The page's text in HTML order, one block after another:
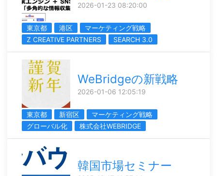
2026-01-23 08:20:00
東京都 港区
マーケティング戦略
Z CREATIVE PARTNERS
SEARCH 3.0
WeBridgeの新戦略
2026-01-06 12:05:19
東京都 新宿区
マーケティング戦略
グローバル化
株式会社WEBRIDGE
韓国市場セミナー